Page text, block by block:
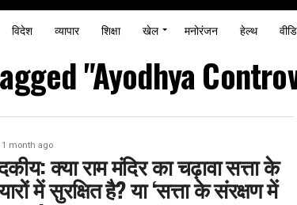
विदेश व्यापार शिक्षा खेल मनोरंजन हेल्थ
"Ayodhya
1 month ago
क्या राम मंदिर का चढ़ावा सत्ता के
में सुरक्षित है? या ‘सत्ता के संरक्षण में